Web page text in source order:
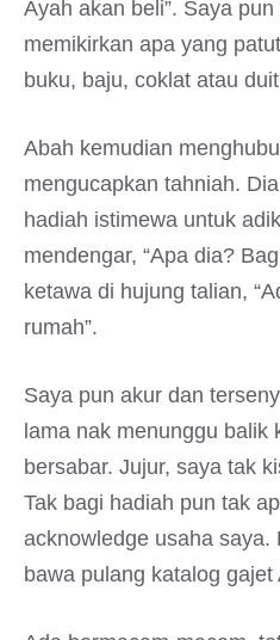
Ayah akan beli”. Saya
memikirkan apa yang
buku, baju, coklat atau
Abah kemudian
mengucapkan tahniah.
hadiah istimewa untuk
mendengar, “Apa dia?
ketawa di hujung talian,
rumah”.
Saya pun akur dan
lama nak menunggu balik
bersabar. Jujur, saya tak
Tak bagi hadiah pun tak
acknowledge usaha saya.
bawa pulang katalog gajet